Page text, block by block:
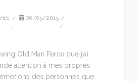
08/05/2015
,
Old Man Parce que j’ai
attention à mes propres
des personnes que